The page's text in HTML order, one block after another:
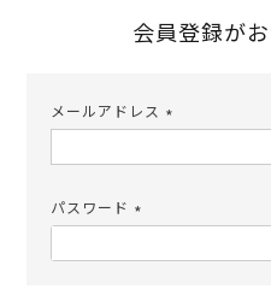
会員登録が
メールアドレス
須)
パスワード
須)